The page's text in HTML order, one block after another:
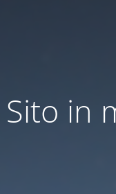
Sito in